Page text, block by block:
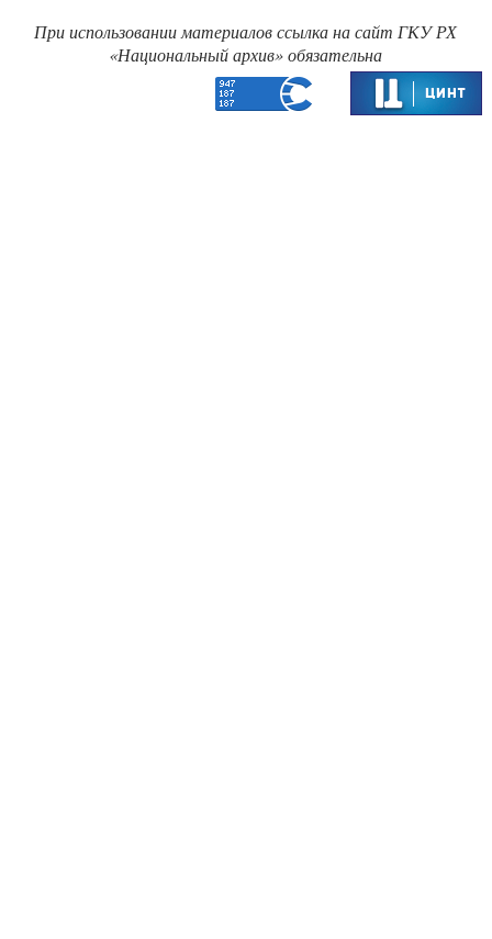
При использовании материалов ссылка на сайт ГКУ РХ
«‎Национальный архив» обязательна‎